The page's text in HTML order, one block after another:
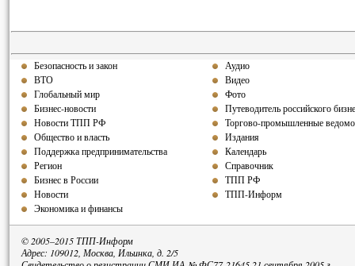
Безопасность и закон
ВТО
Глобальный мир
Бизнес-новости
Новости ТПП РФ
Общество и власть
Поддержка предпринимательства
Регион
Бизнес в России
Новости
Экономика и финансы
Аудио
Видео
Фото
Путеводитель российского
Торгово-промышленные
Издания
Календарь
Справочник
ТПП РФ
ТПП-Информ
© 2005–2015 ТПП-Информ
Адрес: 109012, Москва, Ильинка, д. 2/5